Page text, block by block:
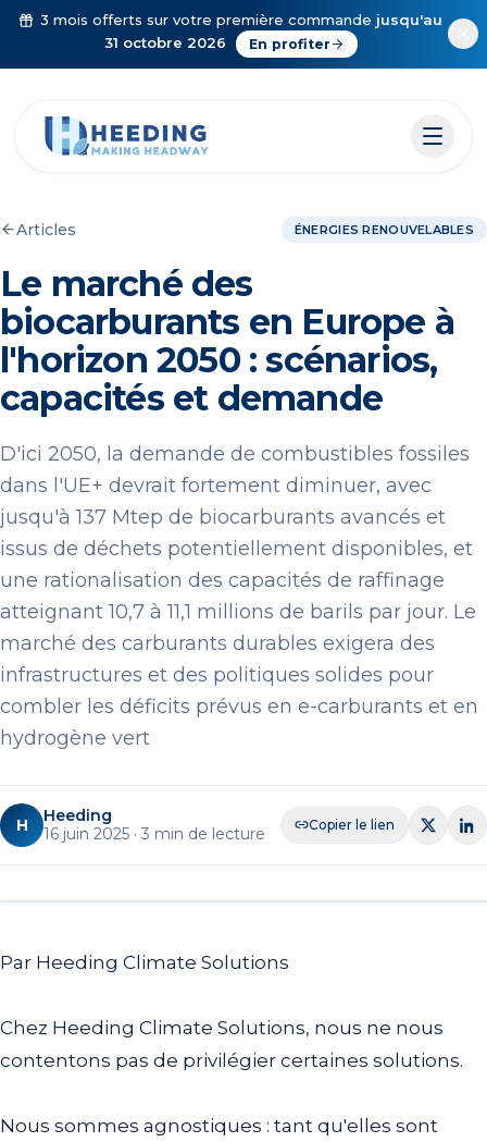
Aller au contenu
3 mois offerts sur votre première commande jusqu'au
31 octobre 2026
En profiter
Articles ÉNERGIES RENOUVELABLES
Le marché des
biocarburants en Europe à
l'horizon 2050 : scénarios,
capacités et demande
D'ici 2050, la demande de combustibles fossiles
dans l'UE+ devrait fortement diminuer, avec
jusqu'à 137 Mtep de biocarburants avancés et
issus de déchets potentiellement disponibles, et
une rationalisation des capacités de raffinage
atteignant 10,7 à 11,1 millions de barils par jour. Le
marché des carburants durables exigera des
infrastructures et des politiques solides pour
combler les déficits prévus en e-carburants et en
hydrogène vert
H
Heeding
16 juin 2025 · 3 min de lecture Copier le lien
Par Heeding Climate Solutions
Chez Heeding Climate Solutions, nous ne nous
contentons pas de privilégier certaines solutions.
Nous sommes agnostiques : tant qu'elles sont